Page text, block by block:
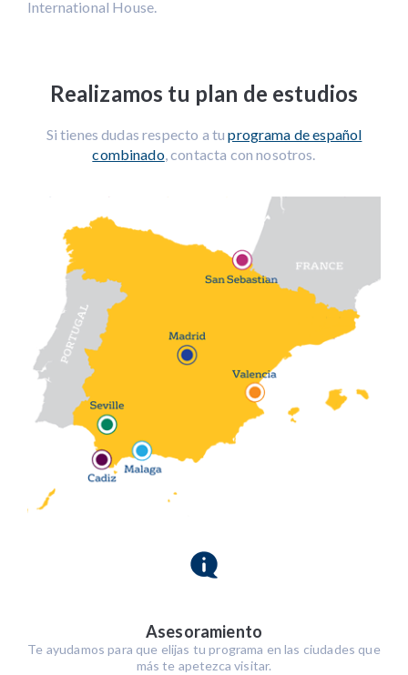
International House.
Realizamos tu plan de estudios
Si tienes dudas respecto a tuprograma de español
combinado, contacta con nosotros.
Asesoramiento
Te ayudamos para que elijas tu programa en las ciudades que
más te apetezca visitar.